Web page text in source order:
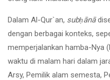
Dalam Al-Qur`an, subḥānā
dengan berbagai konteks,
memperjalankan hamba-Nya
waktu di malam hari dalam
Arsy, Pemilik alam semesta,